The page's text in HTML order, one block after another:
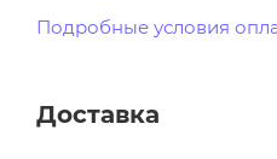
Подробные условия
Доставка